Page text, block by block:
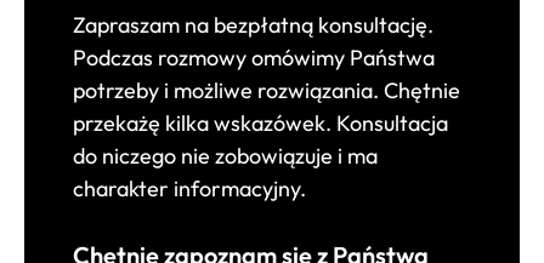
Zapraszam na bezpłatną konsultację.
Podczas rozmowy omówimy Państwa
potrzeby i możliwe rozwiązania. Chętnie
przekażę kilka wskazówek. Konsultacja
do niczego nie zobowiązuje i ma
charakter informacyjny.
Chętnie zapoznam się z Państwa